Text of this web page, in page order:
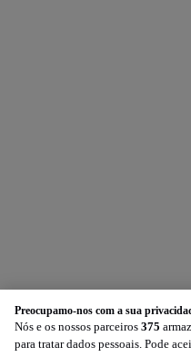
Preocupamo-nos com a sua
Nós e os nossos parceiros 375
para tratar dados pessoais. Pode